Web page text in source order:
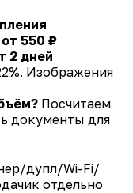
550 ₽
2 дней
Изображения
Посчитаем
документы для
дупл/Wi-Fi/
отдельно